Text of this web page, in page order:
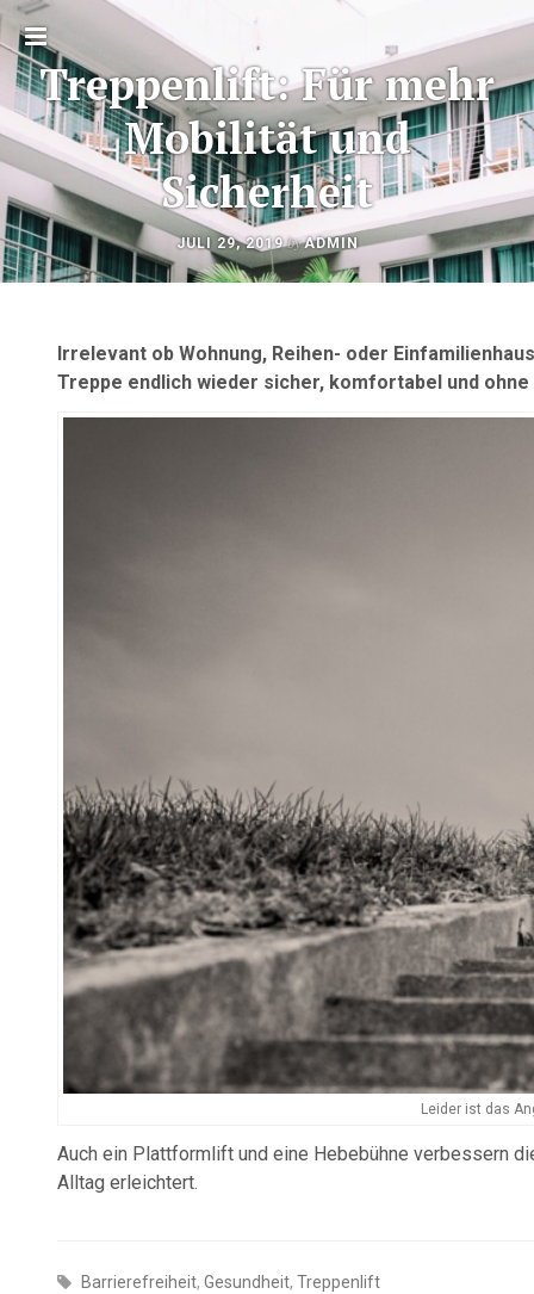
Toggle
sidebar
Treppenlift: Für mehr
Mobilität und
Sicherheit
JULI 29, 2019OKTOBER
22,
2020
byADMIN
Beitragsnavigation
Irrelevant ob Wohnung, Reihen- oder
Treppe endlich wieder sicher, komfortabel und
Leider ist das
Auch ein Plattformlift und eine Hebebühne verbessern
Alltag erleichtert.
Barrierefreiheit, Gesundheit, Treppenlift